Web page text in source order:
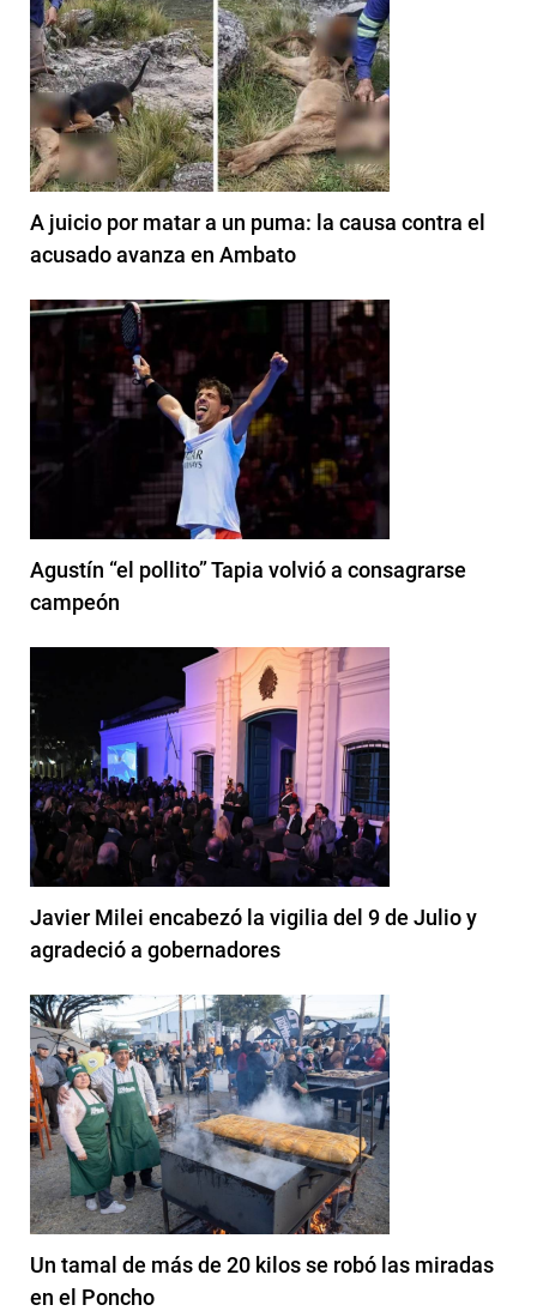
A juicio por matar a un puma: la causa contra el
acusado avanza en Ambato
Agustín “el pollito” Tapia volvió a consagrarse
campeón
Javier Milei encabezó la vigilia del 9 de Julio y
agradeció a gobernadores
Un tamal de más de 20 kilos se robó las miradas
en el Poncho